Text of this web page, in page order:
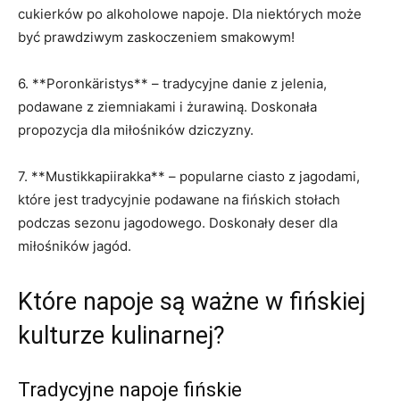
cukierków po alkoholowe ⁤napoje. Dla niektórych może
być ‌prawdziwym zaskoczeniem​ smakowym!
6. ‍**Poronkäristys** – tradycyjne⁢ danie z jelenia,
podawane z ziemniakami i żurawiną.‌ Doskonała
propozycja dla miłośników ⁢dziczyzny.
7. **Mustikkapiirakka** – popularne ciasto z jagodami,
które jest​ tradycyjnie podawane na fińskich stołach
podczas​ sezonu ⁢jagodowego. Doskonały deser ⁢dla
miłośników jagód.
Które napoje są⁤ ważne w fińskiej
kulturze kulinarnej?
Tradycyjne napoje fińskie